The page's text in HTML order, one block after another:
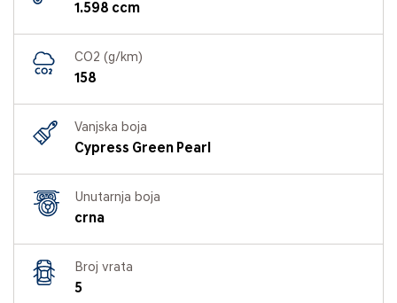
1.598 ccm
CO2 (g/km)
158
Vanjska boja
Cypress Green Pearl
Unutarnja boja
crna
Broj vrata
5